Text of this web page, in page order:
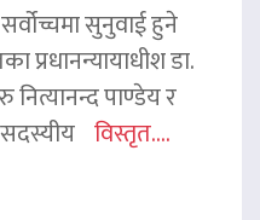
सुनुवाई हुने
प्रधानन्यायाधीश डा.
नित्यानन्द पाण्डेय र
विस्तृत....